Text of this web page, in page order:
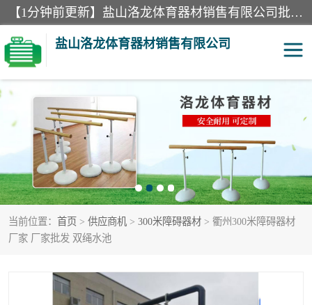
【1分钟前更新】盐山洛龙体育器材销售有限公司批量供应：300米障碍器材、400米障碍器材、部队训练器材、双杠、体操垫、舞蹈把杆等产品。盐山洛龙体育器材销售有限公司经过多年的发展，集研发，生产，销售，售后服务为一体. 奉行“质量，信誉，服务”的宗旨，以开拓创新的精神和真诚守信的态度积极进取。
盐山洛龙体育器材销售有限公司
当前位置： 首页 > 供应商机 > 300米障碍器材 > 衢州300米障碍器材
厂家 厂家批发 双绳水池
单双杠 舞蹈把杆
400米障碍器材 体操垫
300米障碍器材 攀爬架
塑胶跑道 400米障碍器材1